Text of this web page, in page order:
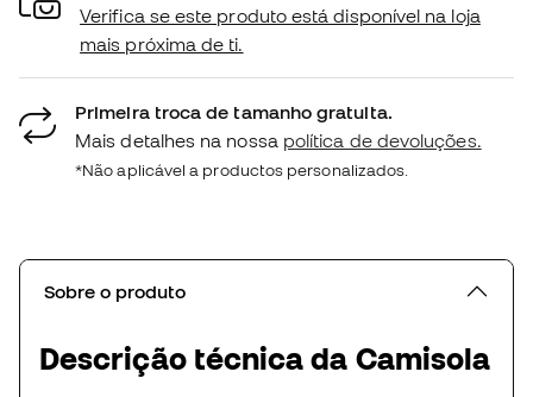
Verifica se este produto está disponível na loja
mais próxima de ti.
Primeira troca de tamanho gratuita.
Mais detalhes na nossa política de devoluções.
*Não aplicável a productos personalizados.
Sobre o produto
Descrição técnica da Camisola